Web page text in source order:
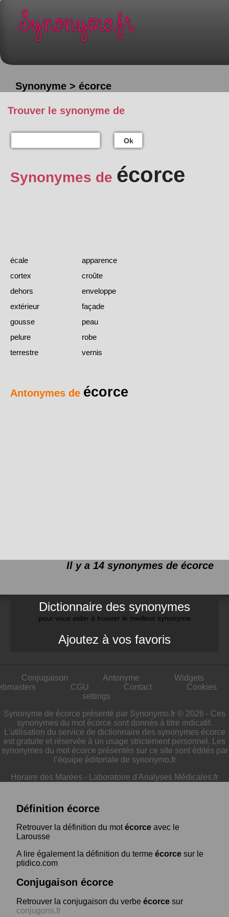
Synonyme > écorce
Trouver le synonyme de
Ok
Synonymes de écorce
écale
apparence
cortex
croûte
dehors
enveloppe
extérieur
façade
gousse
peau
pelure
robe
terrestre
vernis
Antonymes de écorce
Il y a 14 synonymes de écorce
Dictionnaire des synonymes
pour vous aider à trouver le meilleur synonyme
Ajoutez à vos favoris
Conjugaison Antonyme
Widgets
CGU Contact
Cookies
settings
Synonyme de écorce présenté par Synonymo.fr © 2026 - Ces
synonymes du mot écorce sont donnés à titre indicatif.
L'utilisation du service de dictionnaire des synonymes écorce
est gratuite et réservée à un usage strictement personnel. Les
synonymes du mot écorce présentés sur ce site sont édités par
l’équipe éditoriale de synonymo.fr
Horaire des Marées - Laboratoire d'Analyses Médicales.fr
Définition écorce
Retrouver la définition du motécorce avec le
Larousse
A lire également la définition du terme écorce sur le
ptidico.com
Conjugaison écorce
Retrouver la conjugaison du verbe écorce sur
conjugons.fr